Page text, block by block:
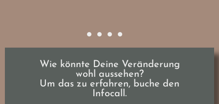
Wie könnte Deine Veränderung
wohl aussehen?
Um das zu erfahren, buche den
Infocall.